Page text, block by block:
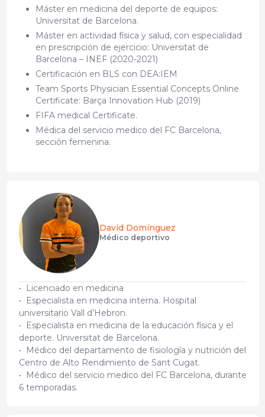
Máster en medicina del deporte de equipos:
Universitat de Barcelona.
Máster en actividad física y salud, con especialidad
en prescripción de ejercicio: Universitat de
Barcelona – INEF (2020-2021)
Certificación en BLS con DEA:IEM
Team Sports Physician Essential Concepts Online
Certificate: Barça Innovation Hub (2019)
FIFA medical Certificate.
Médica del servicio medico del FC Barcelona,
sección femenina.
David Domínguez
Médico deportivo
•⁠ ⁠Licenciado en medicina
•⁠ ⁠Especialista en medicina interna. Hospital
universitario Vall d’Hebron.
•⁠ ⁠Especialista en medicina de la educación física y el
deporte. Universitat de Barcelona.
•⁠ ⁠Médico del departamento de fisiología y nutrición del
Centro de Alto Rendimiento de Sant Cugat.
•⁠ ⁠Médico del servicio medico del FC Barcelona, durante
6 temporadas.